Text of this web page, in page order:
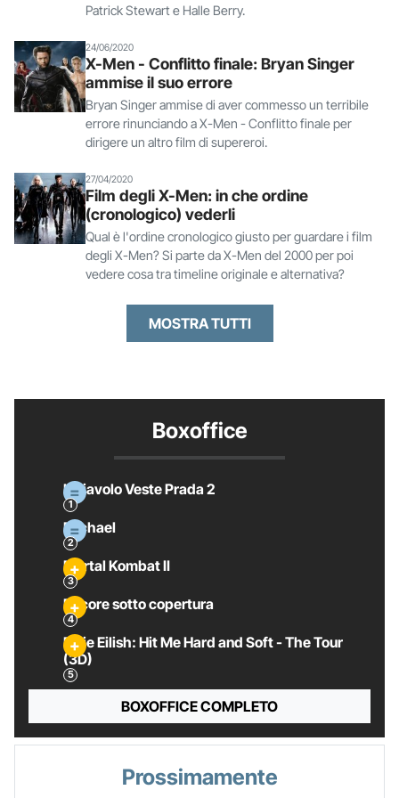
Patrick Stewart e Halle Berry.
24/06/2020
X-Men - Conflitto finale: Bryan Singer
ammise il suo errore
Bryan Singer ammise di aver commesso un terribile
errore rinunciando a X-Men - Conflitto finale per
dirigere un altro film di supereroi.
27/04/2020
Film degli X-Men: in che ordine
(cronologico) vederli
Qual è l'ordine cronologico giusto per guardare i film
degli X-Men? Si parte da X-Men del 2000 per poi
vedere cosa tra timeline originale e alternativa?
MOSTRA TUTTI
Boxoffice
Il Diavolo Veste Prada 2
Michael
Mortal Kombat II
Pecore sotto copertura
Billie Eilish: Hit Me Hard and Soft - The Tour
(3D)
BOXOFFICE COMPLETO
Prossimamente